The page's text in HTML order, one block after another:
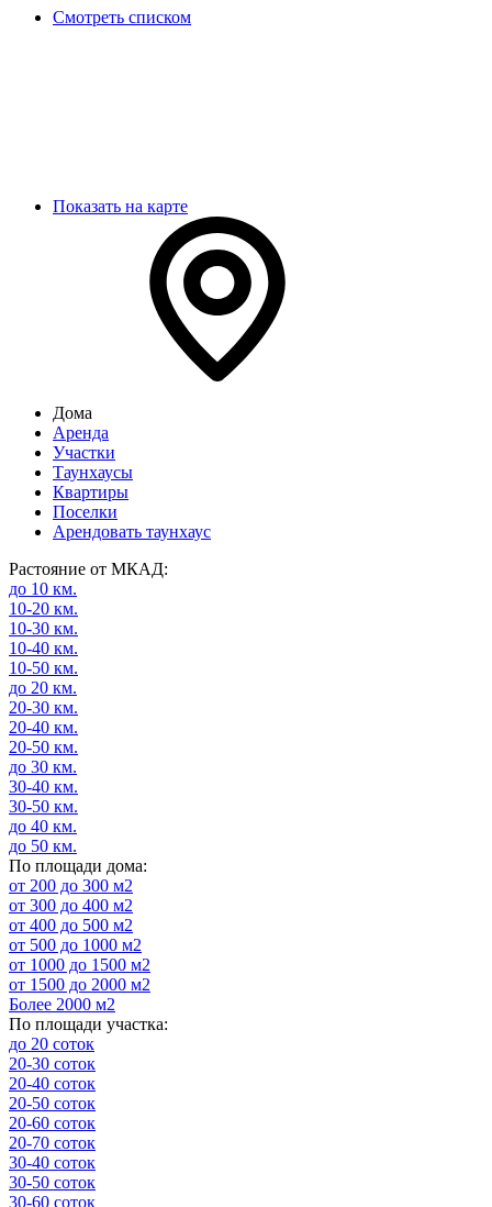
Смотреть списком
Показать на карте
Дома
Аренда
Участки
Таунхаусы
Квартиры
Поселки
Арендовать таунхаус
Растояние от МКАД:
до 10 км.
10-20 км.
10-30 км.
10-40 км.
10-50 км.
до 20 км.
20-30 км.
20-40 км.
20-50 км.
до 30 км.
30-40 км.
30-50 км.
до 40 км.
до 50 км.
По площади дома:
от 200 до 300 м2
от 300 до 400 м2
от 400 до 500 м2
от 500 до 1000 м2
от 1000 до 1500 м2
от 1500 до 2000 м2
Более 2000 м2
По площади участка:
до 20 соток
20-30 соток
20-40 соток
20-50 соток
20-60 соток
20-70 соток
30-40 соток
30-50 соток
30-60 соток